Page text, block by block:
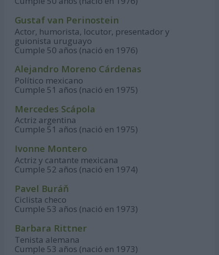
Gustaf van Perinostein
Actor, humorista, locutor, presentador y
guionista uruguayo
Cumple 50 años (nació en 1976)
Alejandro Moreno Cárdenas
Político mexicano
Cumple 51 años (nació en 1975)
Mercedes Scápola
Actriz argentina
Cumple 51 años (nació en 1975)
Ivonne Montero
Actriz y cantante mexicana
Cumple 52 años (nació en 1974)
Pavel Buráň
Ciclista checo
Cumple 53 años (nació en 1973)
Barbara Rittner
Tenista alemana
Cumple 53 años (nació en 1973)